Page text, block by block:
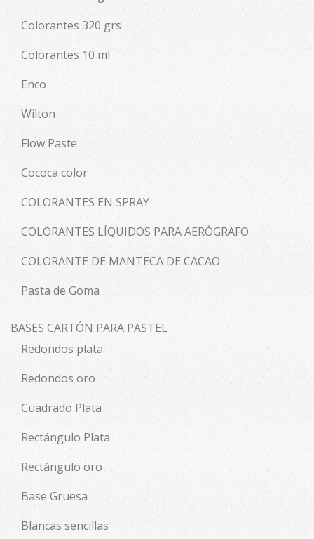
Colorantes 320 grs
Colorantes 10 ml
Enco
Wilton
Flow Paste
Cococa color
COLORANTES EN SPRAY
COLORANTES LÍQUIDOS PARA AERÓGRAFO
COLORANTE DE MANTECA DE CACAO
Pasta de Goma
BASES CARTÓN PARA PASTEL
Redondos plata
Redondos oro
Cuadrado Plata
Rectángulo Plata
Rectángulo oro
Base Gruesa
Blancas sencillas